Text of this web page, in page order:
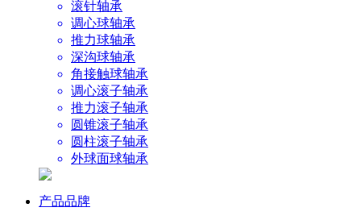
滚针轴承
调心球轴承
推力球轴承
深沟球轴承
角接触球轴承
调心滚子轴承
推力滚子轴承
圆锥滚子轴承
圆柱滚子轴承
外球面球轴承
产品品牌